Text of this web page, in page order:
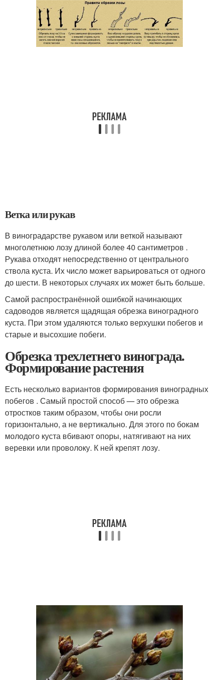
Ветка или рукав
В виноградарстве рукавом или веткой называют
многолетнюю лозу длиной более 40 сантиметров .
Рукава отходят непосредственно от центрального
ствола куста. Их число может варьироваться от одного
до шести. В некоторых случаях их может быть больше.
Самой распространённой ошибкой начинающих
садоводов является щадящая обрезка виноградного
куста. При этом удаляются только верхушки побегов и
старые и высохшие побеги.
Обрезка трехлетнего винограда.
Формирование растения
Есть несколько вариантов формирования виноградных
побегов . Самый простой способ — это обрезка
отростков таким образом, чтобы они росли
горизонтально, а не вертикально. Для этого по бокам
молодого куста вбивают опоры, натягивают на них
веревки или проволоку. К ней крепят лозу.